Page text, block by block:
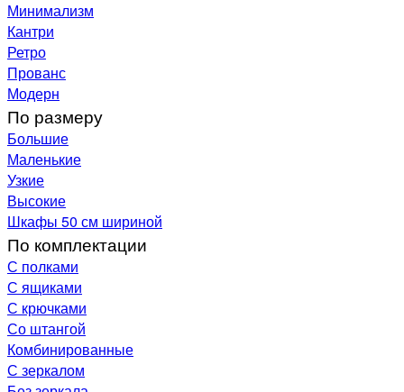
Минимализм
Кантри
Ретро
Прованс
Модерн
По размеру
Большие
Маленькие
Узкие
Высокие
Шкафы 50 см шириной
По комплектации
С полками
С ящиками
С крючками
Со штангой
Комбинированные
С зеркалом